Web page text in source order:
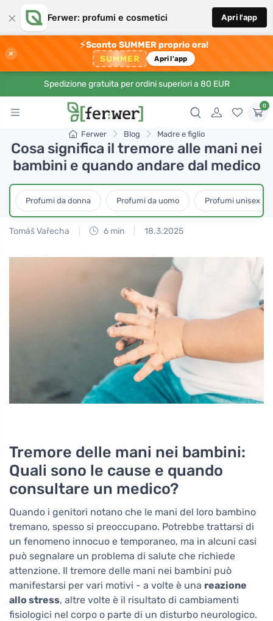
× Ferwer: profumi e cosmetici Apri l'app
×
⚡Sconto SUMMER proprio ora!
SUMMER Apri l'app
Spedizione gratuita per ordini superiori a 80 EUR
0
Ferwer Blog Madre e figlio
Cosa significa il tremore alle mani nei
bambini e quando andare dal medico
Profumi da donna Profumi da uomo Profumi unisex
Tomáš Vařecha 6 min 18.3.2025
Tremore delle mani nei bambini:
Quali sono le cause e quando
consultare un medico?
Quando i genitori notano che le mani del loro bambino
tremano, spesso si preoccupano. Potrebbe trattarsi di
un fenomeno innocuo e temporaneo, ma in alcuni casi
può segnalare un problema di salute che richiede
attenzione. Il tremore delle mani nei bambini può
manifestarsi per vari motivi - a volte è una reazione
allo stress, altre volte è il risultato di cambiamenti
fisiologici nel corpo o parte di un disturbo neurologico.